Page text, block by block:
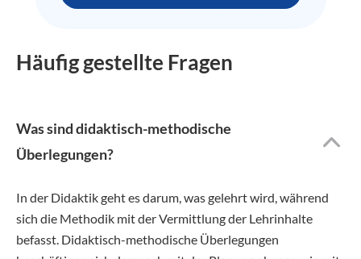
Häufig gestellte Fragen
Was sind didaktisch-methodische
Überlegungen?
In der Didaktik geht es darum, was gelehrt wird, während
sich die Methodik mit der Vermittlung der Lehrinhalte
befasst. Didaktisch-methodische Überlegungen